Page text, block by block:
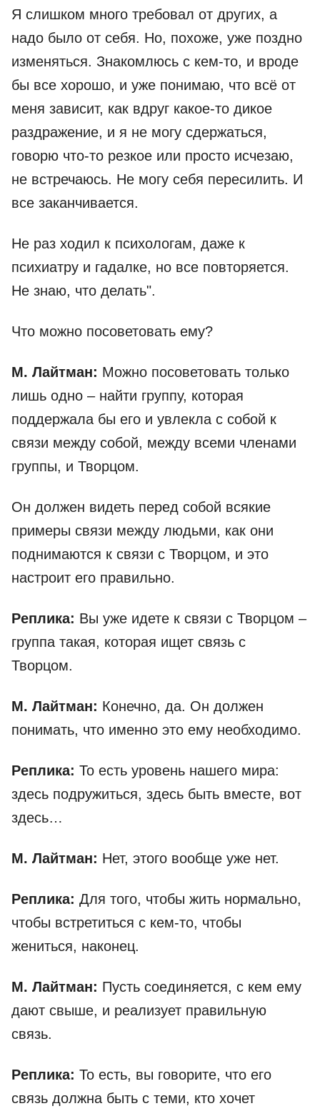
Я слишком много требовал от других, а
надо было от себя. Но, похоже, уже поздно
изменяться. Знакомлюсь с кем-то, и вроде
бы все хорошо, и уже понимаю, что всё от
меня зависит, как вдруг какое-то дикое
раздражение, и я не могу сдержаться,
говорю что-то резкое или просто исчезаю,
не встречаюсь. Не могу себя пересилить. И
все заканчивается.
Не раз ходил к психологам, даже к
психиатру и гадалке, но все повторяется.
Не знаю, что делать".
Что можно посоветовать ему?
М. Лайтман: Можно посоветовать только
лишь одно – найти группу, которая
поддержала бы его и увлекла с собой к
связи между собой, между всеми членами
группы, и Творцом.
Он должен видеть перед собой всякие
примеры связи между людьми, как они
поднимаются к связи с Творцом, и это
настроит его правильно.
Реплика: Вы уже идете к связи с Творцом –
группа такая, которая ищет связь с
Творцом.
М. Лайтман: Конечно, да. Он должен
понимать, что именно это ему необходимо.
Реплика: То есть уровень нашего мира:
здесь подружиться, здесь быть вместе, вот
здесь…
М. Лайтман: Нет, этого вообще уже нет.
Реплика: Для того, чтобы жить нормально,
чтобы встретиться с кем-то, чтобы
жениться, наконец.
М. Лайтман: Пусть соединяется, с кем ему
дают свыше, и реализует правильную
связь.
Реплика: То есть, вы говорите, что его
связь должна быть с теми, кто хочет